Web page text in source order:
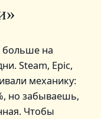
больше на
Steam, Epic,
механику:
но забываешь,
Чтобы